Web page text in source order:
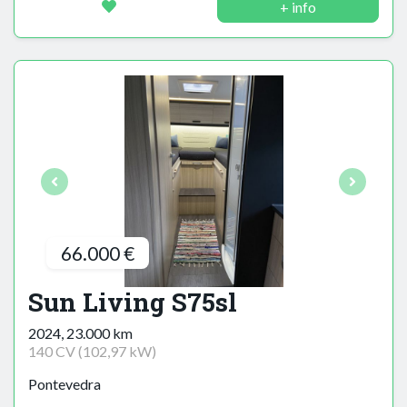
+ info
66.000 €
Sun Living S75sl
2024, 23.000 km
140 CV (102,97 kW)
Pontevedra